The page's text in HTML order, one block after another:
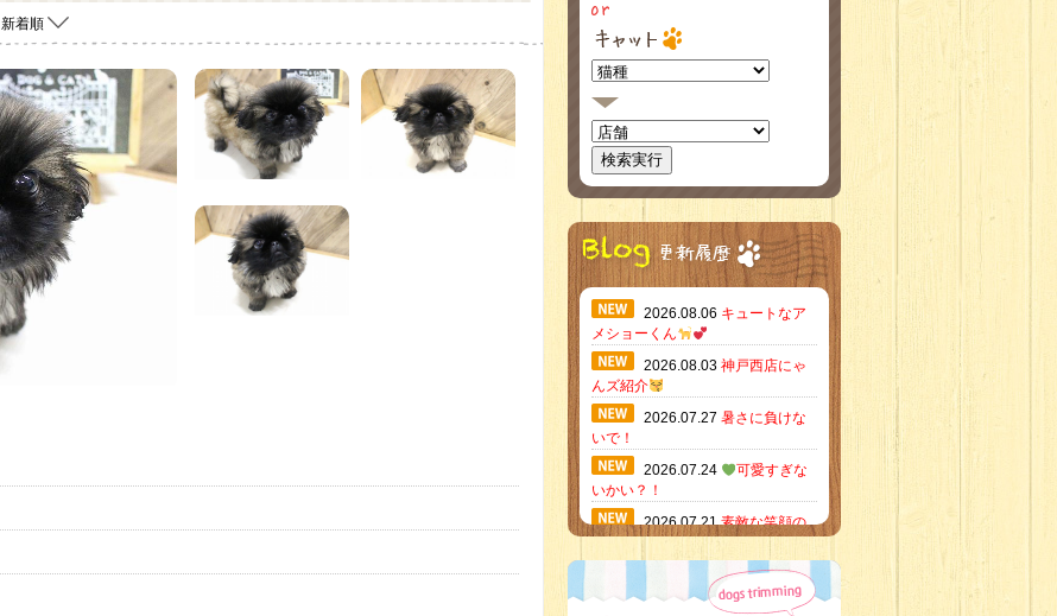
新着順
2026.08.06 キュートなア
メショーくん
2026.08.03 神戸西店にゃ
んズ紹介
2026.07.27 暑さに負けな
いで！
2026.07.24
可愛すぎな
いかい？！
2026.07.21素敵な笑顔の
当店のイチオ
シにゃんこ